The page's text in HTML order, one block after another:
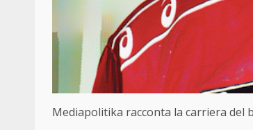
Mediapolitika racconta la carriera del